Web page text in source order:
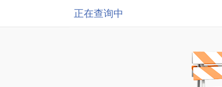
正在查询中